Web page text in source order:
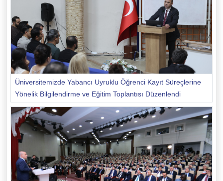
Üniversitemizde Yabancı Uyruklu Öğrenci Kayıt Süreçlerine
Yönelik Bilgilendirme ve Eğitim Toplantısı Düzenlendi